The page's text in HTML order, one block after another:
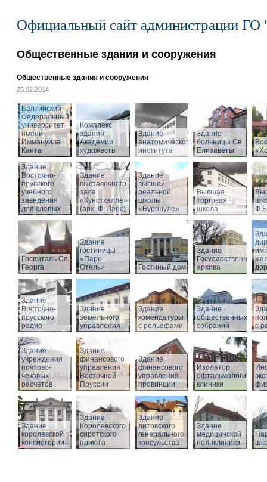
Официальный сайт администрации ГО
Общественные здания и сооружения
Общественные здания и сооружения
25.02.2014
Балтийский
Федеральный
университет
имени
Иммануила
Канта
Комплекс
зданий
Академии
художеств
Здание
анатомического
института
Здание
больницы Св.
Елизаветы
Здание
Восточно-
прусского
учебного
заведения
для слепых
Здание
выставочного
зала
«Кунстхалле»
(арх. Ф. Ларс)
Здание
высшей
реальной
школы
«Бургшуле»
Высшая
торговая
школа
Госпиталь Св.
Георга
Здание
гостиницы
«Парк-
Отель»
Гостиный дом
Здание
Государственного
архива
Здание
Восточно-
прусского
радио
Здание
земельного
управления
Здание
комендатуры
с рельефами
Здание
общественных
собраний
с
Здание
учреждения
почтово-
чековых
расчетов
Здание
финансового
управления
Восточной
Пруссии
Здание
финансового
управления
провинции
Изолятор
клиники
Здание
королевской
консистории
Здание
Королевского
сиротского
приюта
Здание
литовского
генерального
консульства
Здание
медицинской
поликлиники